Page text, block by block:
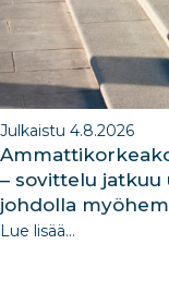
Julkaistu 4.8.2026
– sovittelu
johdolla
Lue lisää...